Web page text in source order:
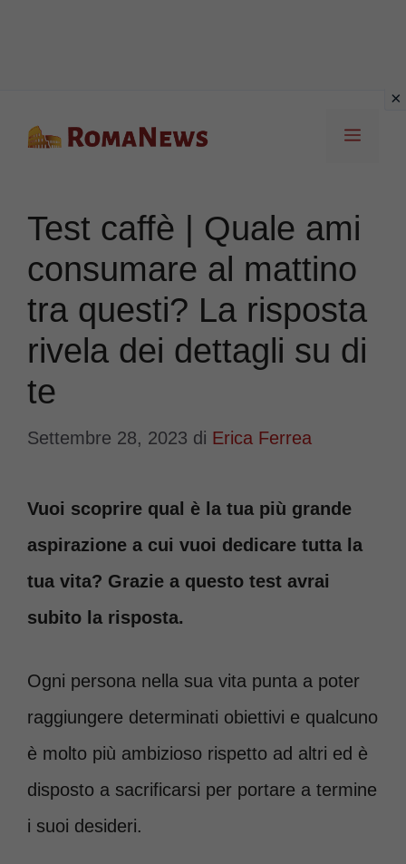
Menu
Test caffè | Quale ami
consumare al mattino
tra questi? La risposta
rivela dei dettagli su di
te
Settembre 28, 2023 di Erica Ferrea
Vuoi scoprire qual è la tua più grande
aspirazione a cui vuoi dedicare tutta la
tua vita? Grazie a questo test avrai
subito la risposta.
Ogni persona nella sua vita punta a poter
raggiungere determinati obiettivi e qualcuno
è molto più ambizioso rispetto ad altri ed è
disposto a sacrificarsi per portare a termine
i suoi desideri.